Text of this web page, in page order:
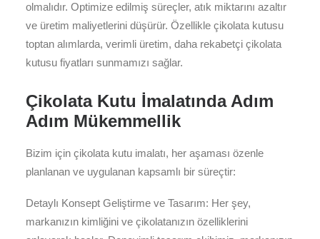
olmalıdır. Optimize edilmiş süreçler, atık miktarını azaltır
ve üretim maliyetlerini düşürür. Özellikle çikolata kutusu
toptan alımlarda, verimli üretim, daha rekabetçi çikolata
kutusu fiyatları sunmamızı sağlar.
Çikolata Kutu İmalatında Adım
Adım Mükemmellik
Bizim için çikolata kutu imalatı, her aşaması özenle
planlanan ve uygulanan kapsamlı bir süreçtir:
Detaylı Konsept Geliştirme ve Tasarım: Her şey,
markanızın kimliğini ve çikolatanızın özelliklerini